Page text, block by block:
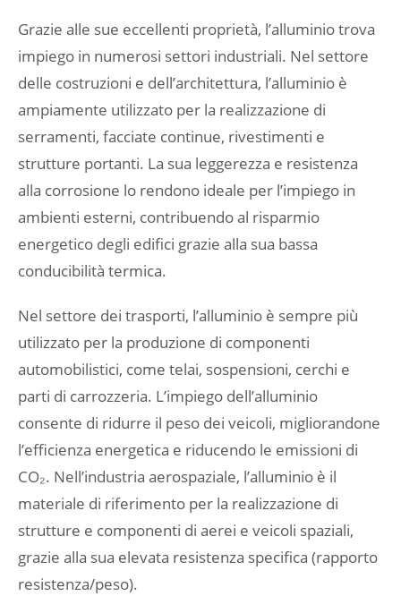
Grazie alle sue eccellenti proprietà, l’alluminio trova
impiego in numerosi settori industriali. Nel settore
delle costruzioni e dell’architettura, l’alluminio è
ampiamente utilizzato per la realizzazione di
serramenti, facciate continue, rivestimenti e
strutture portanti. La sua leggerezza e resistenza
alla corrosione lo rendono ideale per l’impiego in
ambienti esterni, contribuendo al risparmio
energetico degli edifici grazie alla sua bassa
conducibilità termica.
Nel settore dei trasporti, l’alluminio è sempre più
utilizzato per la produzione di componenti
automobilistici, come telai, sospensioni, cerchi e
parti di carrozzeria. L’impiego dell’alluminio
consente di ridurre il peso dei veicoli, migliorandone
l’efficienza energetica e riducendo le emissioni di
CO₂. Nell’industria aerospaziale, l’alluminio è il
materiale di riferimento per la realizzazione di
strutture e componenti di aerei e veicoli spaziali,
grazie alla sua elevata resistenza specifica (rapporto
resistenza/peso).